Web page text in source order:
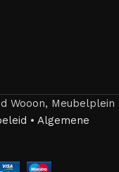
Wooon, Meubelplein
• Algemene